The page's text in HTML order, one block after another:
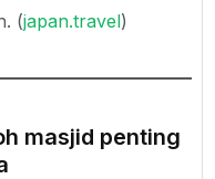
(japan.travel)
masjid penting